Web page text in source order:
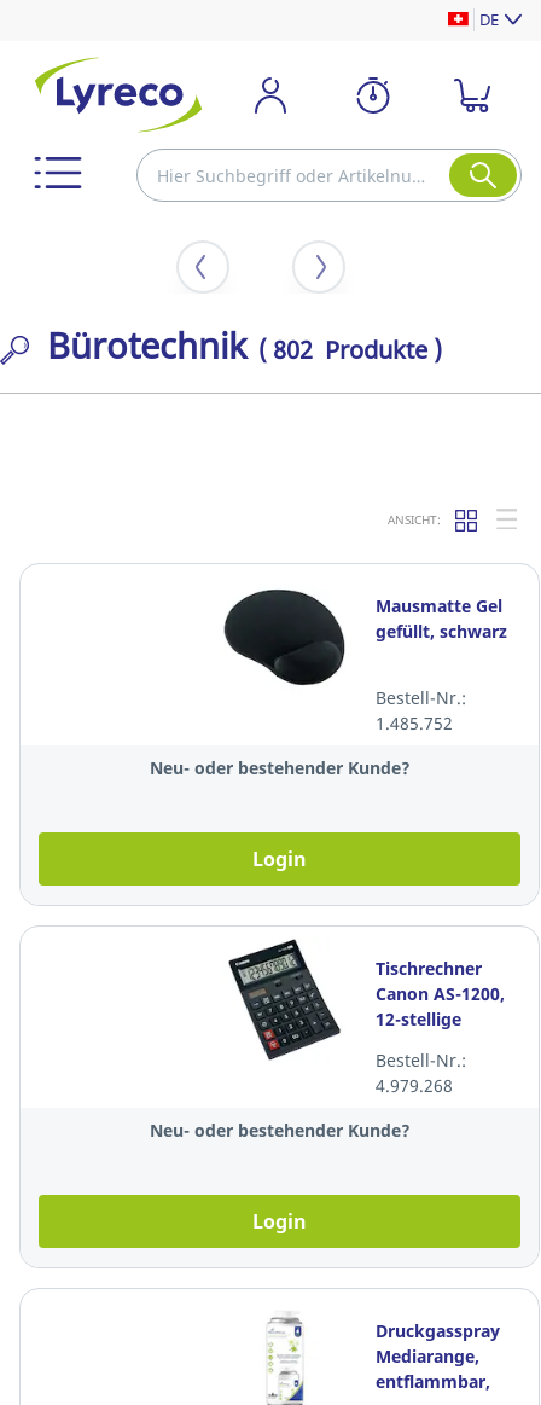
DE
Bürotechnik ( 802 Produkte )
ANSICHT:
Mausmatte Gel
gefüllt, schwarz
Bestell-Nr.:
1.485.752
Neu- oder bestehender Kunde?
Login
Tischrechner
Canon AS-1200,
12-stellige
Bestell-Nr.:
4.979.268
Neu- oder bestehender Kunde?
Login
Druckgasspray
Mediarange,
entflammbar,